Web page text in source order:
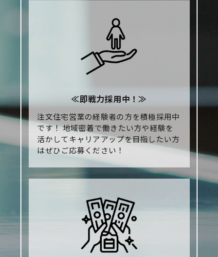
≪即戦力採用中！≫
注文住宅営業の経験者の方を積極採用中
です！地域密着で働きたい方や経験を
活かしてキャリアアップを目指したい方
はぜひご応募ください！